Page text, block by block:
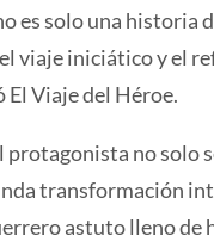
es solo una historia
viaje iniciático y el
El Viaje del Héroe.
no solo
transformación
astuto lleno